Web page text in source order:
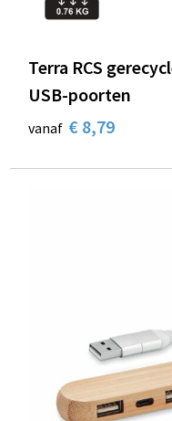
Terra RCS
USB-poorten
vanaf € 8,79